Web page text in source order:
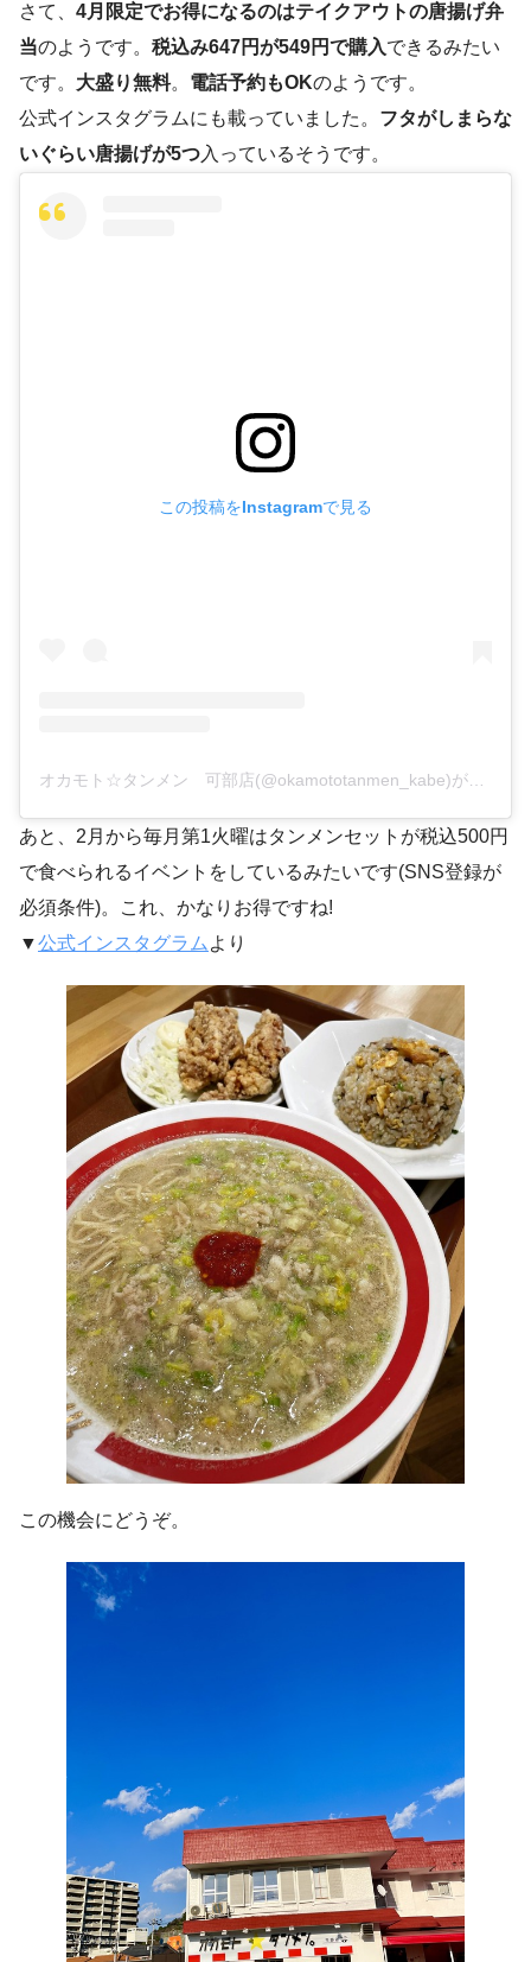
さて、 4月限定でお得になるのはテイクアウトの唐揚げ弁
当のようです。 税込み647円が549円で購入できるみたい
です。 大盛り無料。 電話予約もOKのようです。
公式インスタグラムにも載っていました。 フタがしまらな
いぐらい唐揚げが5つ入っているそうです。
この投稿をInstagramで見る
あと、2月から毎月第1火曜はタンメンセットが税込500円
で食べられるイベントをしているみたいです(SNS登録が
必須条件)。これ、かなりお得ですね!
▼公式インスタグラム より
この機会にどうぞ。